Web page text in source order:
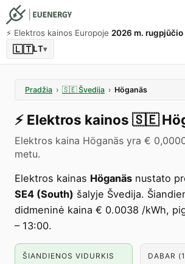
⚡️ Elektros kainos Europoje 2026 m.
🇱🇹LT▾
Pradžia › 🇸🇪 Švedija › Höganäs
⚡️ Elektros kainos 🇸🇪
Elektros kaina Höganäs yra €
metu.
Elektros kainas Höganäs nustato
SE4 (South) šalyje Švedija.
didmeninė kaina € 0.0038 /kWh,
– 13:00.
ŠIANDIENOS VIDURKIS DABAR